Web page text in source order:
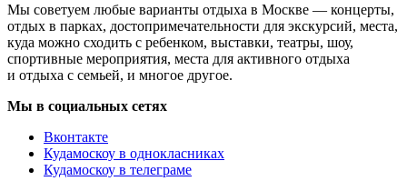
Мы советуем любые варианты отдыха в Москве — концерты,
отдых в парках, достопримечательности для экскурсий, места,
куда можно сходить с ребенком, выставки, театры, шоу,
спортивные мероприятия, места для активного отдыха
и отдыха с семьей, и многое другое.
Мы в социальных сетях
Вконтакте
Кудамоскоу в однокласниках
Кудамоскоу в телеграме